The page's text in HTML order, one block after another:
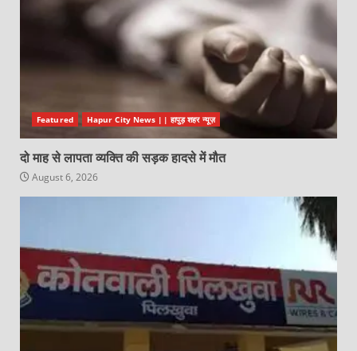
Featured Hapur City News || हापुड़ शहर न्यूज़
दो माह से लापता व्यक्ति की सड़क हादसे में मौत
August 6, 2026